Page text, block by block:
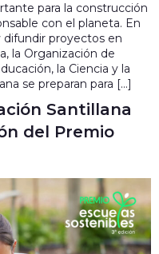
para la construcción
con el planeta. En
difundir proyectos en
la Organización de
la Ciencia y la
se preparan para […]
Santillana
del Premio